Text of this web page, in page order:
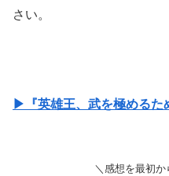
さい。
▶『英雄王、武を極めるた
＼感想を最初か